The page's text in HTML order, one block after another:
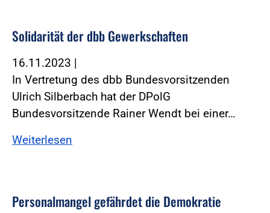
Solidarität der dbb Gewerkschaften
16.11.2023 |
In Vertretung des dbb Bundesvorsitzenden
Ulrich Silberbach hat der DPolG
Bundesvorsitzende Rainer Wendt bei einer…
Weiterlesen
Personalmangel gefährdet die Demokratie